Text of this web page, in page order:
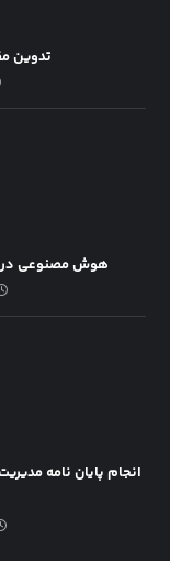
تدوین
هوش مصنوعی در